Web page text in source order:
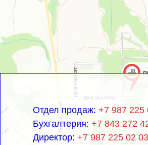
Отдел продаж: +7 987 225
Бухгалтерия: +7 843 272
Директор: +7 987 225 02 03